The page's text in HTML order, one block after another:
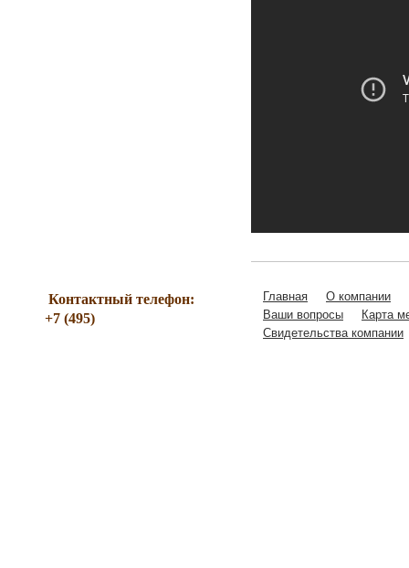
Контактный телефон:
+7 (495)
Главная
О компании
Ваши вопросы
Карта
Свидетельства компании